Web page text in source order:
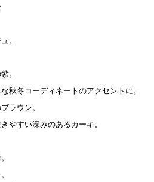
。
。
秋冬コーディネートのアクセントに。
ラウン。
やすい深みのあるカーキ。